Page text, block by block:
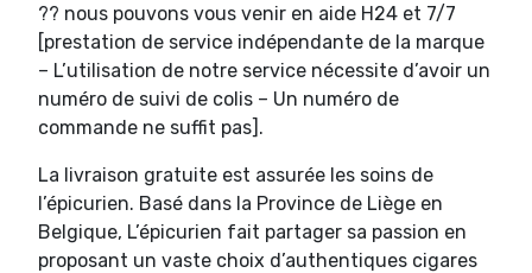
?? nous pouvons vous venir en aide H24 et 7/7
[prestation de service indépendante de la marque
– L’utilisation de notre service nécessite d’avoir un
numéro de suivi de colis – Un numéro de
commande ne suffit pas].
La livraison gratuite est assurée les soins de
l’épicurien. Basé dans la Province de Liège en
Belgique, L’épicurien fait partager sa passion en
proposant un vaste choix d’authentiques cigares